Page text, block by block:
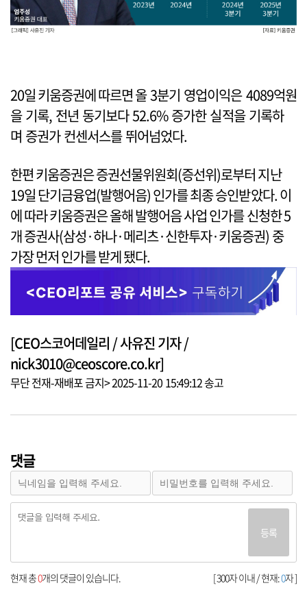
20일 키움증권에 따르면 올 3분기 영업이익은 4089억원
을 기록, 전년 동기보다 52.6% 증가한 실적을 기록하
며 증권가 컨센서스를 뛰어넘었다.
한편 키움증권은 증권선물위원회(증선위)로부터 지난
19일 단기금융업(발행어음) 인가를 최종 승인받았다. 이
에 따라 키움증권은 올해 발행어음 사업 인가를 신청한 5
개 증권사(삼성·하나·메리츠·신한투자·키움증권) 중
가장 먼저 인가를 받게 됐다.
[CEO스코어데일리 / 사유진 기자 /
nick3010@ceoscore.co.kr]
무단 전재-재배포 금지> 2025-11-20 15:49:12 송고
댓글
등록
[ 300자 이내 / 현재:0자 ]
현재 총0개의 댓글이 있습니다.